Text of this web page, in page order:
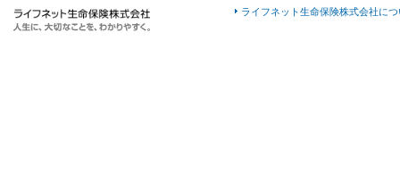
ライフネット生命保険株式会社に